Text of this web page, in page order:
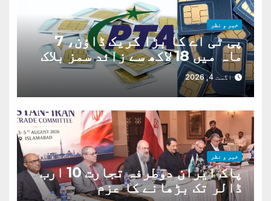
خبر و نظر
پی ٹی اے کا بڑا کریک ڈاؤن، 7
ماہ میں 18 لاکھ سے زائد سمز بلاک
اگست 4, 2026
خبر و نظر
پاک ایران دوطرفہ تجارت 10 ارب
ڈالر تک بڑھانے کا عزم